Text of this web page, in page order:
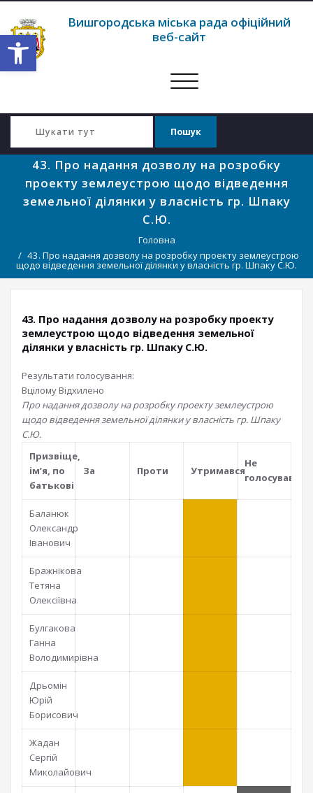
Відкрити Панель інструментів
Вишгородська міська рада офіційний
веб-сайт
Перемкнути
43. Про надання дозволу на розробку
проекту землеустрою щодо відведення
земельної ділянки у власність гр. Шпаку
С.Ю.
Головна
43. Про надання дозволу на розробку проекту землеустрою
щодо відведення земельної ділянки у власність гр. Шпаку С.Ю.
43. Про надання дозволу на розробку проекту
землеустрою щодо відведення земельної
ділянки у власність гр. Шпаку С.Ю.
Результати голосування:
Вцілому Відхилено
Про надання дозволу на розробку проекту землеустрою
щодо відведення земельної ділянки у власність гр. Шпаку
С.Ю.
Призвiще,
iм’я, по
батьковi
За Проти Утримався
Не
голосував
Баланюк
Олександр
Іванович
Бражнікова
Тетяна
Олексіївна
Булгакова
Ганна
Володимирівна
Дрьомін
Юрій
Борисович
Жадан
Сергій
Миколайович